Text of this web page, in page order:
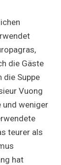
die Gäste
die Suppe
Vuong
und weniger
teurer als
hat